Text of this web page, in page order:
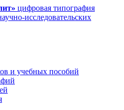
цифровая типография
исследовательских
и учебных пособий